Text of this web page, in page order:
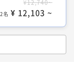
クビューラウ
ーブース）
¥12,740~
2名 ¥ 12,103 ~
ンジアクセス